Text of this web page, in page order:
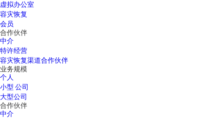
虚拟办公室
容灾恢复
会员
合作伙伴
中介
特许经营
容灾恢复渠道合作伙伴
业务规模
个人
小型 公司
大型公司
合作伙伴
中介